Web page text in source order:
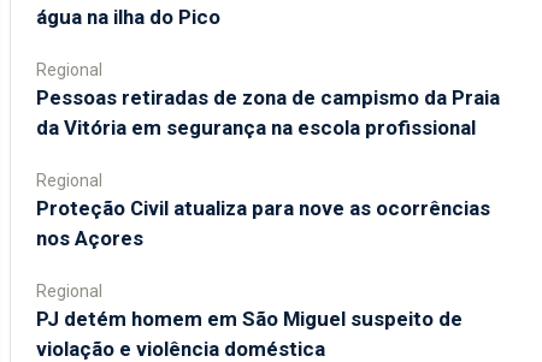
água na ilha do Pico
Regional
Pessoas retiradas de zona de campismo da Praia
da Vitória em segurança na escola profissional
Regional
Proteção Civil atualiza para nove as ocorrências
nos Açores
Regional
PJ detém homem em São Miguel suspeito de
violação e violência doméstica